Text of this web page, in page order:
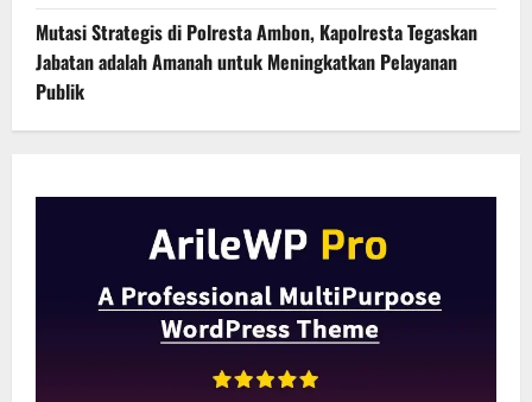
Mutasi Strategis di Polresta Ambon, Kapolresta Tegaskan
Jabatan adalah Amanah untuk Meningkatkan Pelayanan
Publik